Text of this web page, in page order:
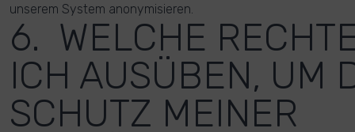
unserem System anonymisieren.
6. WELCHE
ICH AUSÜBEN, UM
SCHUTZ MEINER